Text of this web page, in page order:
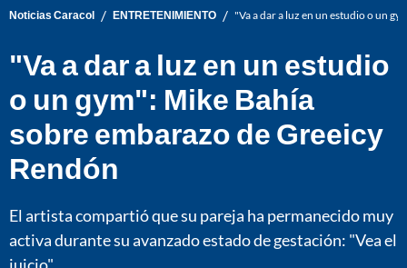
Noticias Caracol / ENTRETENIMIENTO / "Va a dar a luz en un estudio o un
"Va a dar a luz en un estudio
o un gym": Mike Bahía
sobre embarazo de Greeicy
Rendón
El artista compartió que su pareja ha permanecido muy
activa durante su avanzado estado de gestación: "Vea el
juicio".